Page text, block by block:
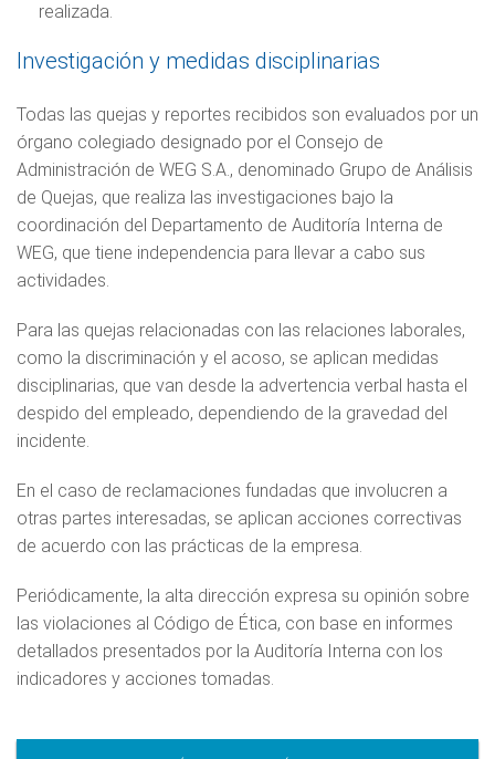
realizada.
Investigación y medidas disciplinarias
Todas las quejas y reportes recibidos son evaluados por un
órgano colegiado designado por el Consejo de
Administración de WEG S.A., denominado Grupo de Análisis
de Quejas, que realiza las investigaciones bajo la
coordinación del Departamento de Auditoría Interna de
WEG, que tiene independencia para llevar a cabo sus
actividades.
Para las quejas relacionadas con las relaciones laborales,
como la discriminación y el acoso, se aplican medidas
disciplinarias, que van desde la advertencia verbal hasta el
despido del empleado, dependiendo de la gravedad del
incidente.
En el caso de reclamaciones fundadas que involucren a
otras partes interesadas, se aplican acciones correctivas
de acuerdo con las prácticas de la empresa.
Periódicamente, la alta dirección expresa su opinión sobre
las violaciones al Código de Ética, con base en informes
detallados presentados por la Auditoría Interna con los
indicadores y acciones tomadas.